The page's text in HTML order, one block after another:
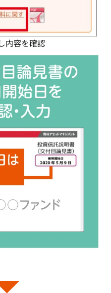
内容を確認